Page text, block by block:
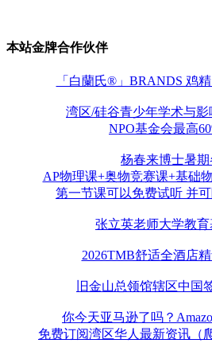
本站金牌合作伙伴
「白蘭氏®」BRANDS 鸡
湾区/硅谷青少年学术与影
NPO基金会最高
杨春来博士暑
AP物理课+奥物竞赛课+基础
第一节课可以免费试听 并可
张立英老师大学教育
2026TMB舒适全酒店
旧金山总领馆辖区中国
你今天亚马逊了吗？
免费订阅湾区华人最新资讯（